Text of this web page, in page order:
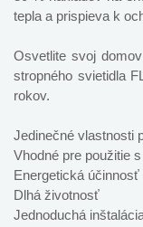
tepla a prispieva k
Osvetlite svoj
stropného svietidla
rokov.
Jedinečné vlastnosti
Vhodné pre použitie
Energetická účinnosť
Dlhá životnosť
Jednoduchá